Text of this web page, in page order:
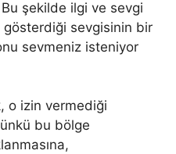
şekilde ilgi ve sevgi
gösterdiği sevgisinin bir
sevmeniz isteniyor
o izin vermediği
bu bölge